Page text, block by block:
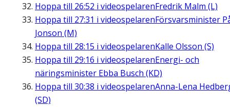
Hoppa till 26:52 i videospelarenFredrik Malm (L)
Hoppa till 27:31 i videospelarenFörsvarsminister
Jonson (M)
Hoppa till 28:15 i videospelarenKalle Olsson (S)
Hoppa till 29:16 i videospelarenEnergi- och
näringsminister Ebba Busch (KD)
Hoppa till 30:38 i videospelarenAnna-Lena
(SD)